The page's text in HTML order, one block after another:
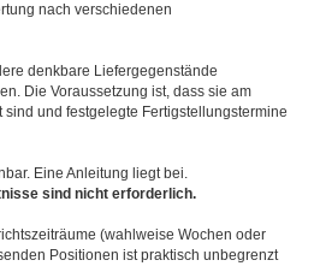
nach verschiedenen
denkbare Liefergegenstände
Die Voraussetzung ist, dass sie am
sind und festgelegte Fertigstellungstermine
Eine Anleitung liegt bei.
sind nicht erforderlich.
(wahlweise Wochen oder
Positionen ist praktisch unbegrenzt